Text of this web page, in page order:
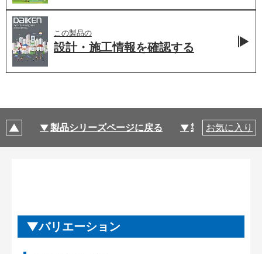
この製品の
設計・施工情報を確認する
製品シリーズページに戻る 製品仕様
お気に入り
バリエーション